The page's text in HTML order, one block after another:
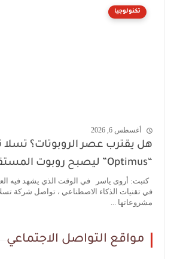
تكنولوجيا
أغسطس 6, 2026
هل يقترب عصر الروبوتات؟ تسلا
“Optimus” ليصبح روبوت المستقبل
كتبت: أروى ياسر في الوقت الذي يشهد فيه
في تقنيات الذكاء الاصطناعي ، تواصل شركة
مشروعاتها ...
مواقع التواصل الاجتماعي